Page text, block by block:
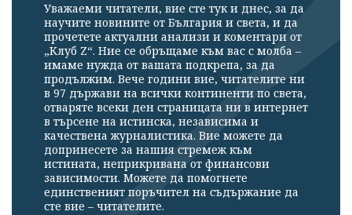
Уважаеми читатели, вие сте тук и днес, за да
научите новините от България и света, и да
прочетете актуални анализи и коментари от
„Клуб Z“. Ние се обръщаме към вас с молба –
имаме нужда от вашата подкрепа, за да
продължим. Вече години вие, читателите ни
в 97 държави на всички континенти по света,
отваряте всеки ден страницата ни в интернет
в търсене на истинска, независима и
качествена журналистика. Вие можете да
допринесете за нашия стремеж към
истината, неприкривана от финансови
зависимости. Можете да помогнете
единственият поръчител на съдържание да
сте вие – читателите.